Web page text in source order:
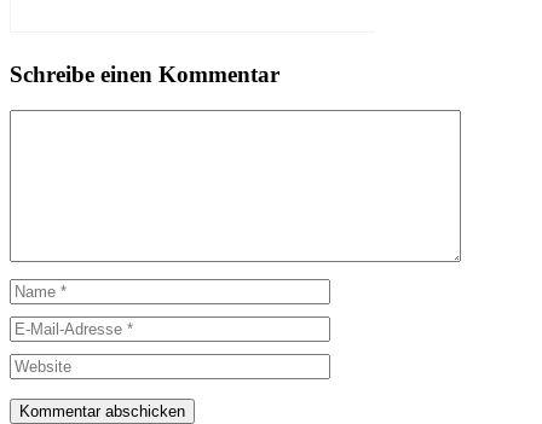
Schreibe einen Kommentar
Name
E-
Mail-
Adresse
Website